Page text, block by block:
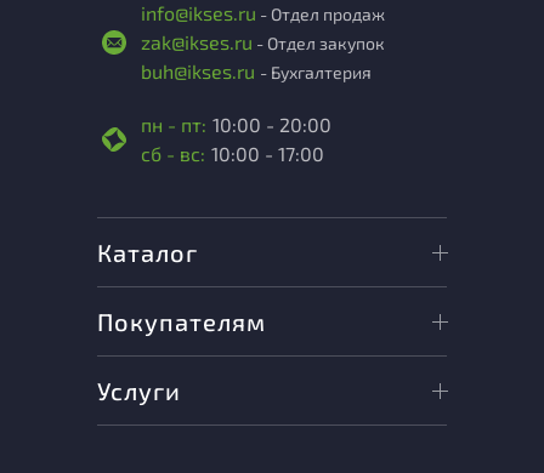
info@ikses.ru - Отдел продаж
zak@ikses.ru - Отдел закупок
buh@ikses.ru - Бухгалтерия
пн - пт: 10:00 - 20:00
сб - вс: 10:00 - 17:00
Каталог
Покупателям
Услуги